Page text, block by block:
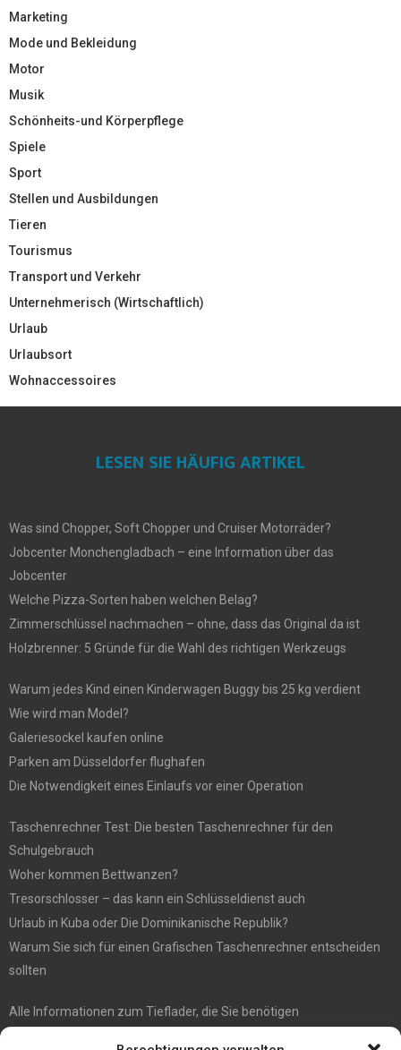
Marketing
Mode und Bekleidung
Motor
Musik
Schönheits-und Körperpflege
Spiele
Sport
Stellen und Ausbildungen
Tieren
Tourismus
Transport und Verkehr
Unternehmerisch (Wirtschaftlich)
Urlaub
Urlaubsort
Wohnaccessoires
LESEN SIE HÄUFIG ARTIKEL
Was sind Chopper, Soft Chopper und Cruiser Motorräder?
Jobcenter Monchengladbach – eine Information über das
Jobcenter
Welche Pizza-Sorten haben welchen Belag?
Zimmerschlüssel nachmachen – ohne, dass das Original da ist
Holzbrenner: 5 Gründe für die Wahl des richtigen Werkzeugs
Warum jedes Kind einen Kinderwagen Buggy bis 25 kg verdient
Wie wird man Model?
Galeriesockel kaufen online
Parken am Düsseldorfer flughafen
Die Notwendigkeit eines Einlaufs vor einer Operation
Taschenrechner Test: Die besten Taschenrechner für den
Schulgebrauch
Woher kommen Bettwanzen?
Tresorschlosser – das kann ein Schlüsseldienst auch
Urlaub in Kuba oder Die Dominikanische Republik?
Warum Sie sich für einen Grafischen Taschenrechner entscheiden
sollten
Alle Informationen zum Tieflader, die Sie benötigen